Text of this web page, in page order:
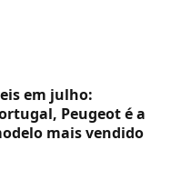
em julho:
Peugeot é a
mais vendido